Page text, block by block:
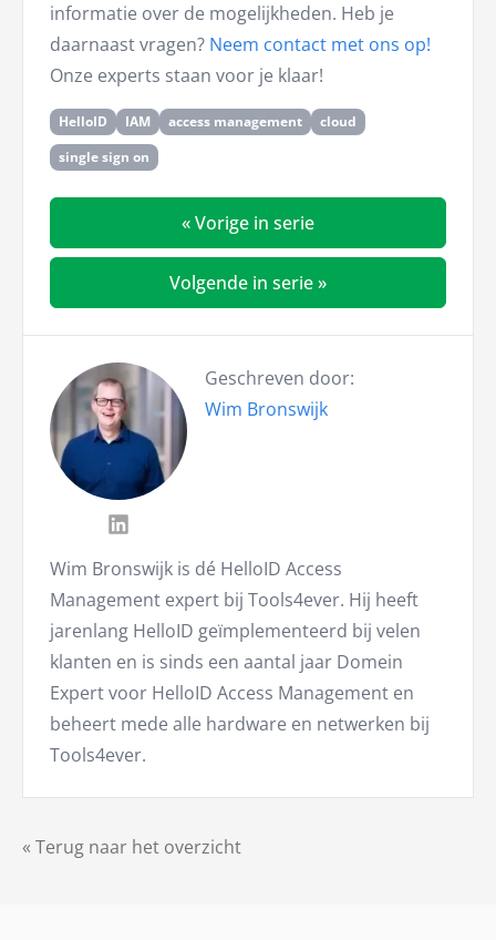
« Terug naar het overzicht
informatie over de mogelijkheden. Heb je
daarnaast vragen? Neem contact met ons op!
Onze experts staan voor je klaar!
HelloID IAM access management
cloud
single sign on
« Vorige in serie
Volgende in serie »
Geschreven door:
Wim Bronswijk
Wim Bronswijk is dé HelloID Access
Management expert bij Tools4ever. Hij heeft
jarenlang HelloID geïmplementeerd bij velen
klanten en is sinds een aantal jaar Domein
Expert voor HelloID Access Management en
beheert mede alle hardware en netwerken bij
Tools4ever.